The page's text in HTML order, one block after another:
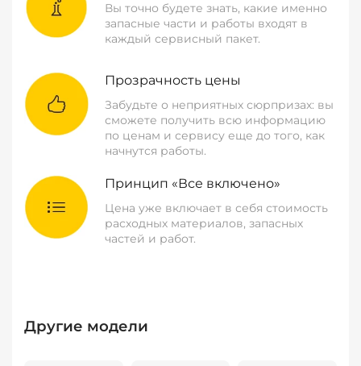
Вы точно будете знать, какие именно
запасные части и работы входят в
каждый сервисный пакет.
Прозрачность цены
Забудьте о неприятных сюрпризах: вы
сможете получить всю информацию
по ценам и сервису еще до того, как
начнутся работы.
Принцип «Все включено»
Цена уже включает в себя стоимость
расходных материалов, запасных
частей и работ.
Другие модели